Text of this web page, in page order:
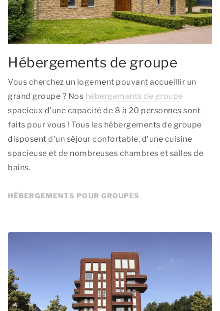
Hébergements de groupe
Vous cherchez un logement pouvant accueillir un
grand groupe ? Nos hébergements de groupe
spacieux d’une capacité de 8 à 20 personnes sont
faits pour vous ! Tous les hébergements de groupe
disposent d’un séjour confortable, d’une cuisine
spacieuse et de nombreuses chambres et salles de
bains.
HÉBERGEMENTS POUR GROUPES